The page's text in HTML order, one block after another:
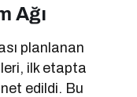
Ağı
planlanan
ilk etapta
edildi. Bu